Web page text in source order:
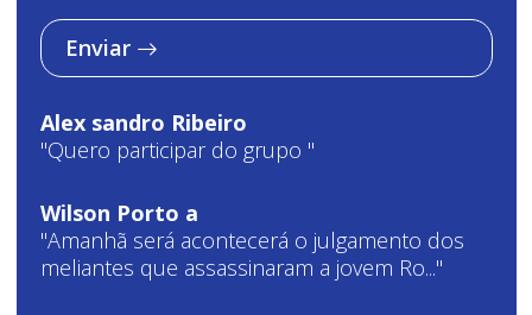
Enviar
Alex sandro Ribeiro
"Quero participar do grupo "
Wilson Porto a
"Amanhã será acontecerá o julgamento dos
meliantes que assassinaram a jovem Ro..."